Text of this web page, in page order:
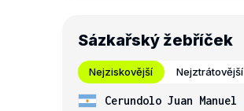
Sázkařský žebříček
Nejziskovější Nejztrátovější
Cerundolo Juan Manuel